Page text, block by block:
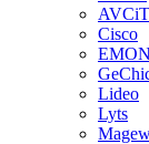
AVCiT
Cisco
Lideo
Lyts